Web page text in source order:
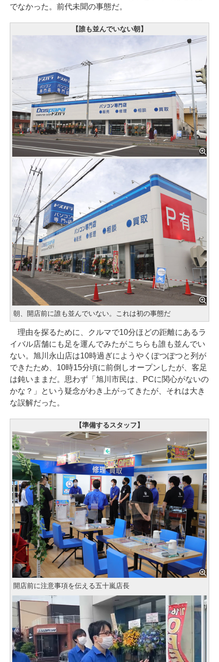
でなかった。前代未聞の事態だ。
【誰も並んでいない朝】
朝、開店前に誰も並んでいない。これは初の事態だ
理由を探るために、クルマで10分ほどの距離にあるラ
イバル店舗にも足を運んでみたがこちらも誰も並んでい
ない。旭川永山店は10時過ぎにようやくぽつぽつと列が
できたため、10時15分頃に前倒しオープンしたが、客足
は鈍いままだ。思わず「旭川市民は、PCに関心がないの
かな？」という疑念がわき上がってきたが、それは大き
な誤解だった。
【準備するスタッフ】
開店前に注意事項を伝える五十嵐店長